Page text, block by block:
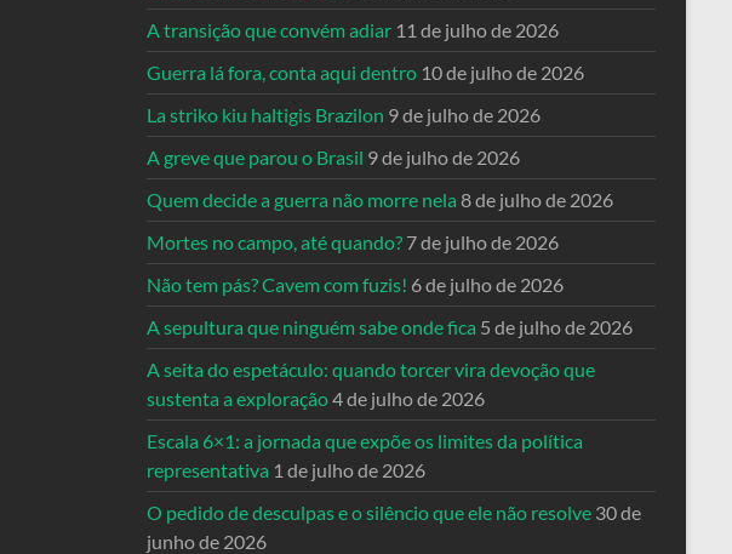
A transição que convém adiar 11 de julho de 2026
Guerra lá fora, conta aqui dentro 10 de julho de 2026
La striko kiu haltigis Brazilon 9 de julho de 2026
A greve que parou o Brasil 9 de julho de 2026
Quem decide a guerra não morre nela 8 de julho de 2026
Mortes no campo, até quando? 7 de julho de 2026
Não tem pás? Cavem com fuzis! 6 de julho de 2026
A sepultura que ninguém sabe onde fica 5 de julho de 2026
A seita do espetáculo: quando torcer vira devoção que
sustenta a exploração4 de julho de 2026
Escala 6×1: a jornada que expõe os limites da política
representativa 1 de julho de 2026
O pedido de desculpas e o silêncio que ele não resolve 30 de
junho de 2026